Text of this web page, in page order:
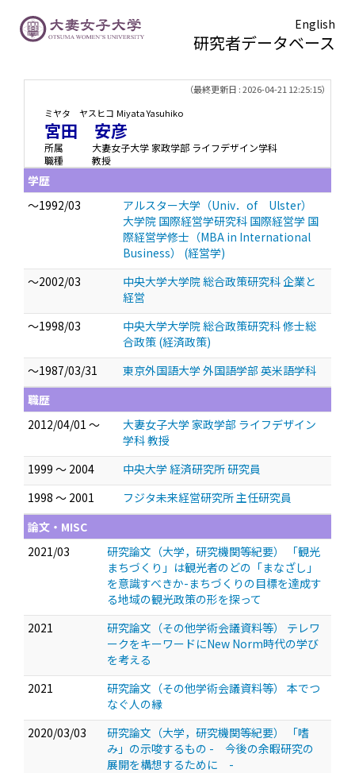
English
研究者データベース
（最終更新日 : 2026-04-21 12:25:15）
ミヤタ ヤスヒコ Miyata Yasuhiko
宮田 安彦
所属
大妻女子大学 家政学部 ライフデザイン学科
職種
教授
学歴
～1992/03
アルスター大学（Univ．of Ulster）
大学院 国際経営学研究科 国際経営学 国
際経営学修士（MBA in International
Business） (経営学)
～2002/03
中央大学大学院 総合政策研究科 企業と
経営
～1998/03
中央大学大学院 総合政策研究科 修士総
合政策 (経済政策)
～1987/03/31
東京外国語大学 外国語学部 英米語学科
職歴
2012/04/01 ～
大妻女子大学 家政学部 ライフデザイン
学科 教授
1999 ～ 2004
中央大学 経済研究所 研究員
1998 ～ 2001
フジタ未来経営研究所 主任研究員
論文・MISC
2021/03
研究論文（大学，研究機関等紀要） 「観光
まちづくり」は観光者のどの「まなざし」
を意識すべきか-まちづくりの目標を達成す
る地域の観光政策の形を探って
2021
研究論文（その他学術会議資料等） テレワ
ークをキーワードにNew Norm時代の学び
を考える
2021
研究論文（その他学術会議資料等） 本でつ
なぐ人の縁
2020/03/03
研究論文（大学，研究機関等紀要） 「嗜
み」の示唆するもの - 今後の余暇研究の
展開を構想するために -